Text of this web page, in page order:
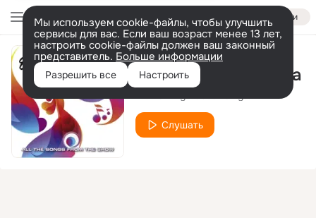
Войти
Мы используем cookie-файлы, чтобы улучшить
сервисы для вас. Если ваш возраст менее 13 лет,
настроить cookie-файлы должен ваш законный
представитель. Больше информации
Разрешить все Настроить
Do The Cha Cha Cha
Слушать